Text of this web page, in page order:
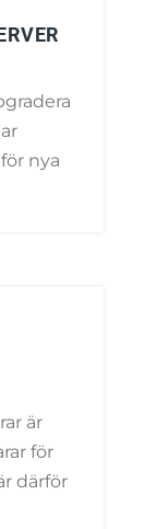
nya
är
för
därför